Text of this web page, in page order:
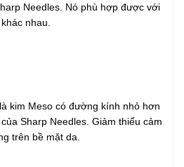
Needles. Nó phù hợp được với
nhau.
kim Meso có đường kính nhỏ hơn
Sharp Needles. Giảm thiểu cảm
trên bề mặt da.